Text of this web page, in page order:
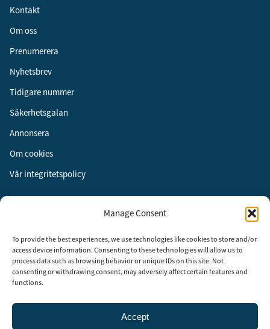
Manage Consent
To provide the best experiences, we use technologies like cookies to store and/or
access device information. Consenting to these technologies will allow us to
process data such as browsing behavior or unique IDs on this site. Not
consenting or withdrawing consent, may adversely affect certain features and
functions.
Accept
Kontakt
Om oss
Prenumerera
Nyhetsbrev
Tidigare nummer
Säkerhetsgalan
Annonsera
Om cookies
Vår integritetspolicy
Instagram
LinkedIn